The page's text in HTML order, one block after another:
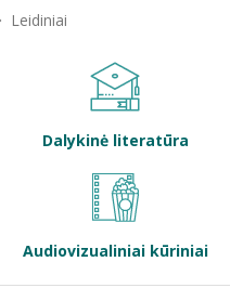
Leidiniai
Dalykinė literatūra
Audiovizualiniai kūriniai